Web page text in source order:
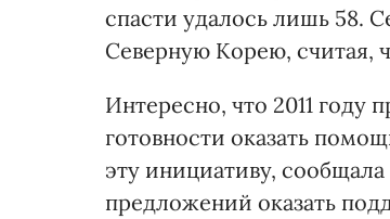
спасти удалось лишь 58.
Северную Корею, считая,
Интересно, что 2011 году
готовности оказать
эту инициативу, сообщала
предложений оказать